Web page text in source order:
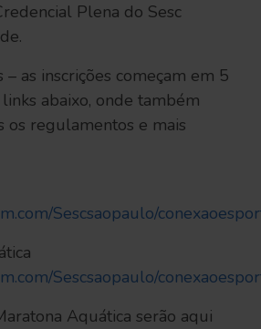
Plena do Sesc
– as inscrições começam em 5
abaixo, onde também
os regulamentos e mais
Sescsaopaulo/
Sescsaopaulo/
Aquática serão aqui